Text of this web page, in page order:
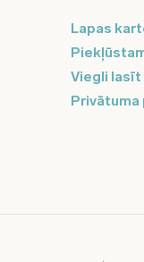
Lapas
Viegli lasīt